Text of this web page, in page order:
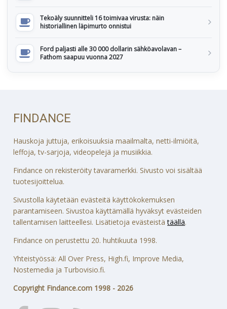
Tekoäly suunnitteli 16 toimivaa virusta: näin
historiallinen läpimurto onnistui
Ford paljasti alle 30 000 dollarin sähköavolavan –
Fathom saapuu vuonna 2027
FINDANCE
Hauskoja juttuja, erikoisuuksia maailmalta, netti-ilmiöitä,
leffoja, tv-sarjoja, videopelejä ja musiikkia.
Findance on rekisteröity tavaramerkki. Sivusto voi sisältää
tuotesijoittelua.
Sivustolla käytetään evästeitä käyttökokemuksen
parantamiseen. Sivustoa käyttämällä hyväksyt evästeiden
tallentamisen laitteellesi. Lisätietoja evästeistätäällä.
Findance on perustettu 20. huhtikuuta 1998.
Yhteistyössä: All Over Press, High.fi, Improve Media,
Nostemedia ja Turbovisio.fi.
Copyright Findance.com 1998 - 2026